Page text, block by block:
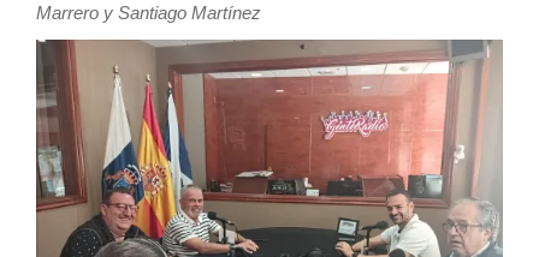
Marrero y Santiago Martínez